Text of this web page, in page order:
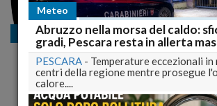
Le liste abruzzesi
Elezioni politiche 2013: i candidati di
alla Camera
Meteo
Abruzzo nella morsa del caldo:
gradi, Pescara resta in allerta
PESCARA - Temperature eccezionali in
centri della regione mentre prosegue
calore....